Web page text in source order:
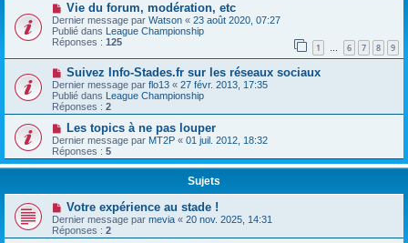
Vie du forum, modération, etc
Dernier message par Watson « 23 août 2020, 07:27
Publié dans League Championship
Réponses : 125 1 … 6 7 8 9
Suivez Info-Stades.fr sur les réseaux sociaux
Dernier message par flo13 « 27 févr. 2013, 17:35
Publié dans League Championship
Réponses : 2
Les topics à ne pas louper
Dernier message par MT2P « 01 juil. 2012, 18:32
Réponses : 5
Sujets
Votre expérience au stade !
Dernier message par mevia « 20 nov. 2025, 14:31
Réponses : 2